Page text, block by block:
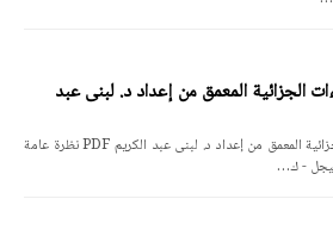
الجزائية المعمق من إعداد د. لبنى عبد
مطبوعة في مقياس الإجراءات الجزائية المعمق من إعداد د. لبنى عبد الكريم PDF نظرة عامة
- ك…